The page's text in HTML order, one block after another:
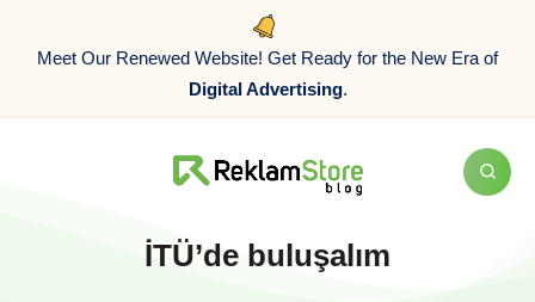
Meet Our Renewed Website! Get Ready for the New Era of
Digital Advertising.
İTÜ’de buluşalım